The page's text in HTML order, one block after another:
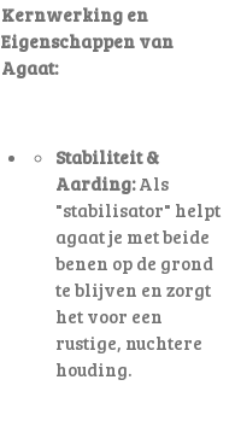
Kernwerking en
Eigenschappen van
Agaat:
Stabiliteit &
Aarding:Als
"stabilisator" helpt
agaat je met beide
benen op de grond
te blijven en zorgt
het voor een
rustige, nuchtere
houding.